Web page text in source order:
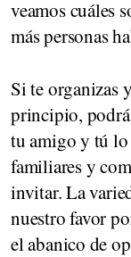
veamos cuáles
más personas
Si te organizas
principio,
tu amigo y tú lo
familiares y
invitar. La
nuestro favor
el abanico de